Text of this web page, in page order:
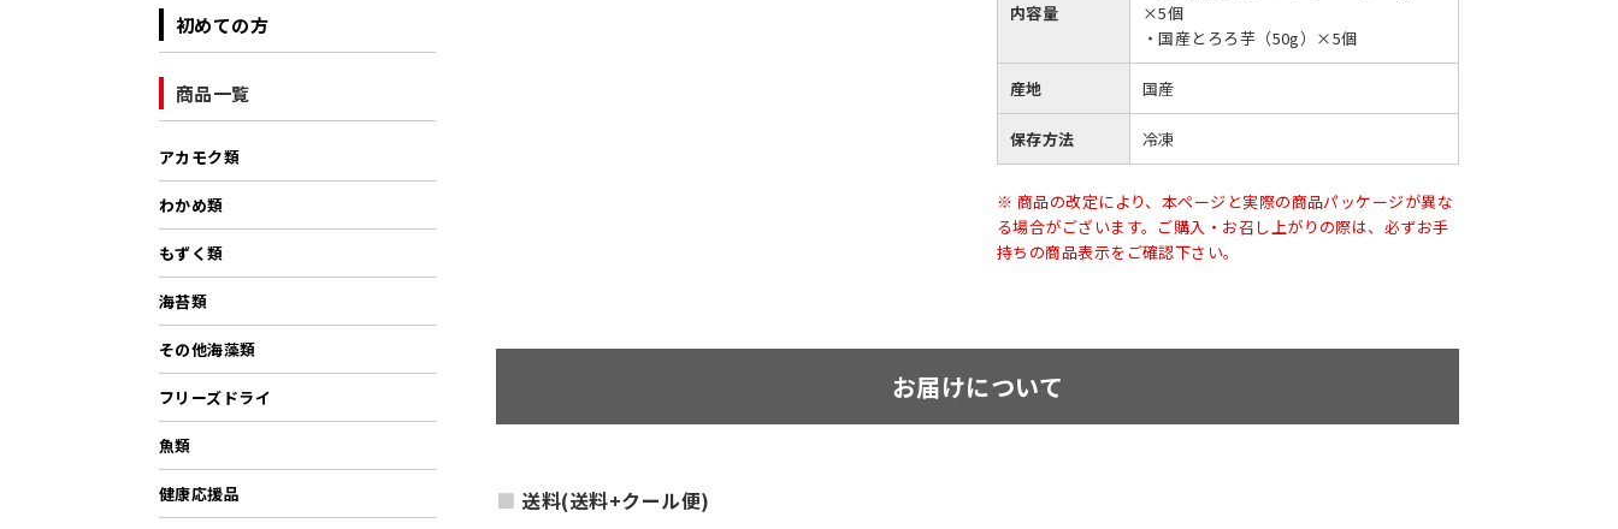
内容量
×5個
・国産とろろ芋（50g）×5個
産地 国産
保存方法 冷凍
※ 商品の改定により、本ページと実際の商品パッケージが異な
る場合がございます。ご購入・お召し上がりの際は、必ずお手
持ちの商品表示をご確認下さい。
お届けについて
送料(送料+クール便)
初めての方
商品一覧
アカモク類
わかめ類
もずく類
海苔類
その他海藻類
フリーズドライ
魚類
健康応援品